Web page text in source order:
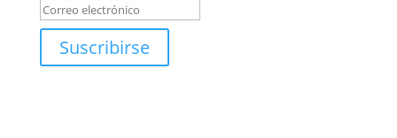
Suscribirse